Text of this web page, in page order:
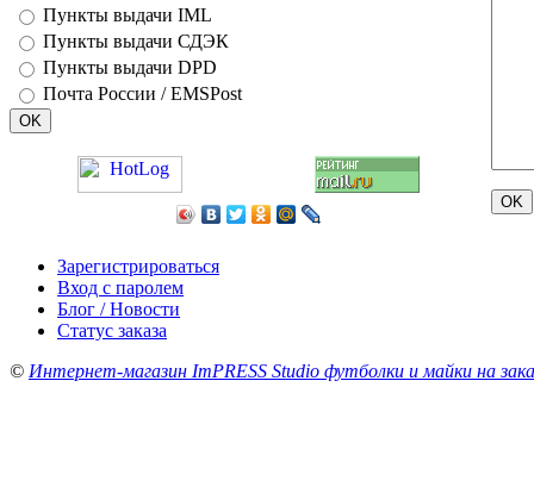
Пункты выдачи IML
Пункты выдачи СДЭК
Пункты выдачи DPD
Почта России / EMSPost
Зарегистрироваться
Вход с паролем
Блог / Новости
Статус заказа
© Интернет-магазин ImPRESS Studio футболки и майки на